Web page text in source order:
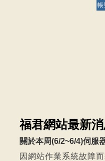
帳
福君網站最新
關於本周(6/2~6/4)伺服
因網站作業系統故障